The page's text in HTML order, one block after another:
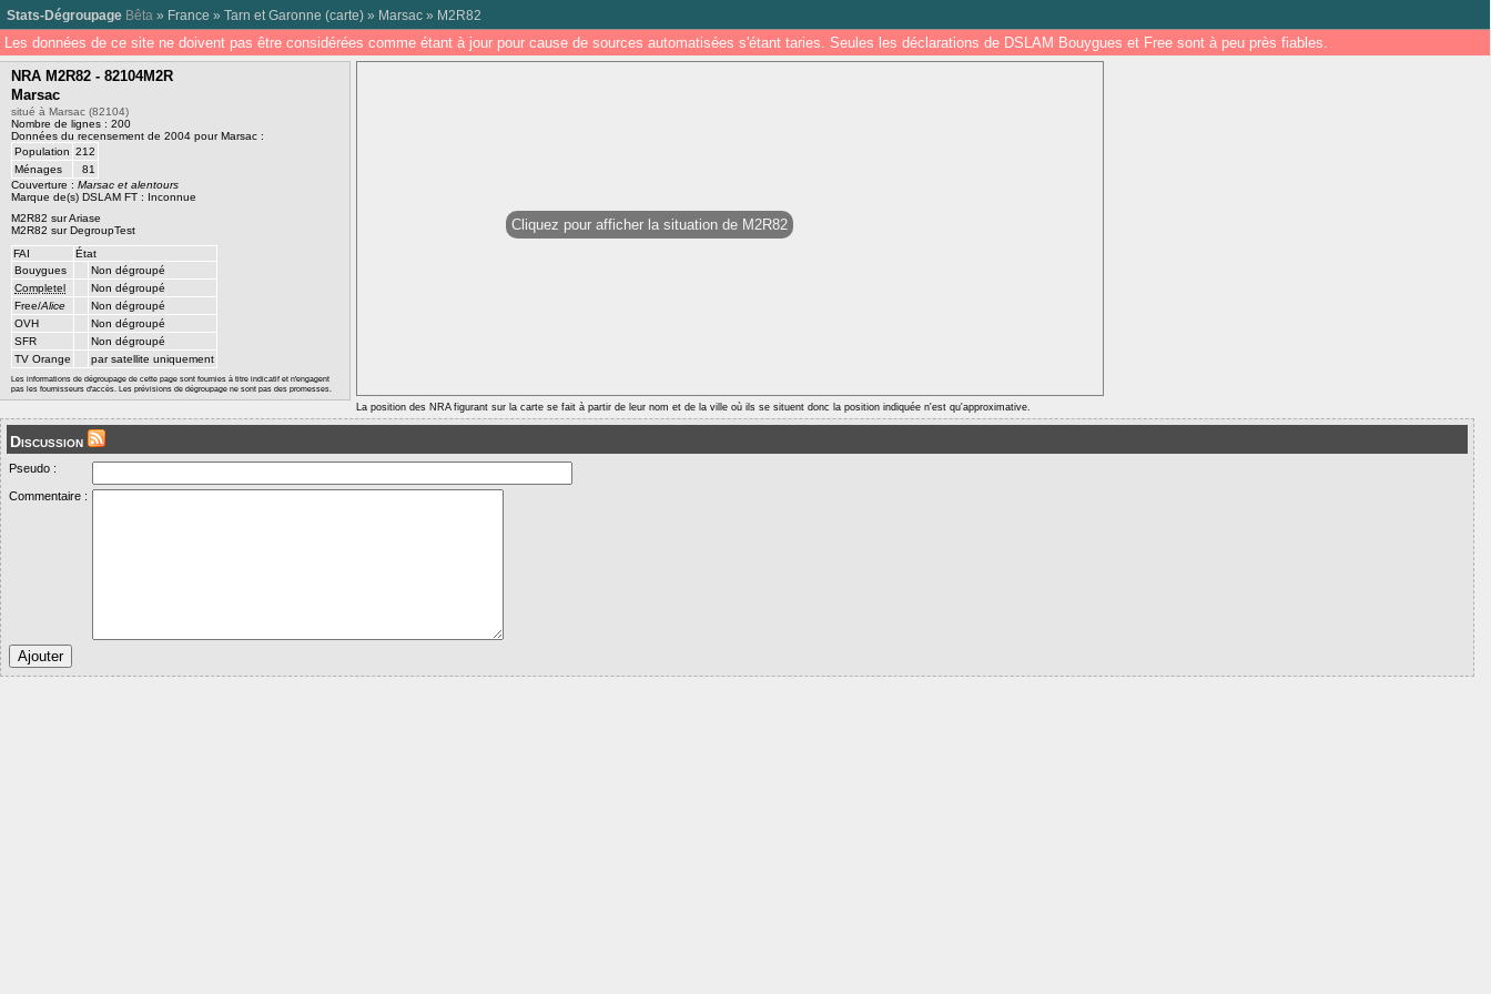
Stats-Dégroupage Bêta » France » Tarn et Garonne (carte) » Marsac » M2R82
Les données de ce site ne doivent pas être considérées comme étant à jour pour cause de sources automatisées s'étant taries. Seules les déclarations de DSLAM Bouygues et Free sont à peu près fiables.
NRA M2R82 - 82104M2R
Marsac
situé à Marsac (82104)
Nombre de lignes : 200
Données du recensement de 2004 pour Marsac :
Population 212
Ménages
81
Couverture : Marsac et alentours
Marque de(s) DSLAM FT : Inconnue
M2R82 sur Ariase
M2R82 sur DegroupTest
FAI
État
Bouygues
Non dégroupé
Completel
Non dégroupé
Free/Alice
Non dégroupé
OVH
Non dégroupé
SFR
Non dégroupé
TV Orange
par satellite uniquement
Les informations de dégroupage de cette page sont fournies à titre indicatif et n'engagent
pas les fournisseurs d'accès. Les prévisions de dégroupage ne sont pas des promesses.
Cliquez pour afficher la situation de M2R82
La position des NRA figurant sur la carte se fait à partir de leur nom et de la ville où ils se situent donc la position indiquée n'est qu'approximative.
Discussion
Pseudo :
Commentaire :